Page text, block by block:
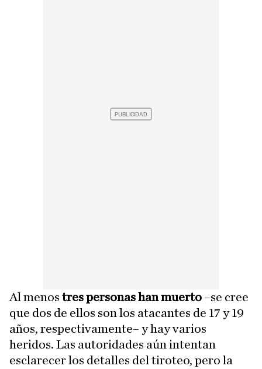
Al menos tres personas han muerto –se cree
que dos de ellos son los atacantes de 17 y 19
años, respectivamente– y hay varios
heridos. Las autoridades aún intentan
esclarecer los detalles del tiroteo, pero la